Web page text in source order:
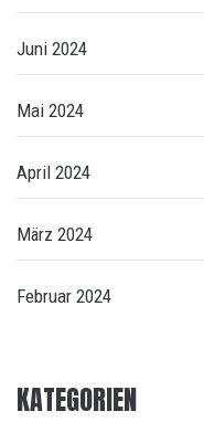
Juni 2024
Mai 2024
April 2024
März 2024
Februar 2024
KATEGORIEN